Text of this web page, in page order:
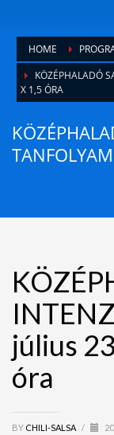
HOME
KÖZÉPHALADÓ
X 1,5 ÓRA
július
óra
BY CHILI-SALSA /